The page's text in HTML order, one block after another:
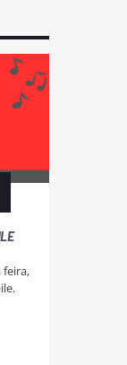
feira,